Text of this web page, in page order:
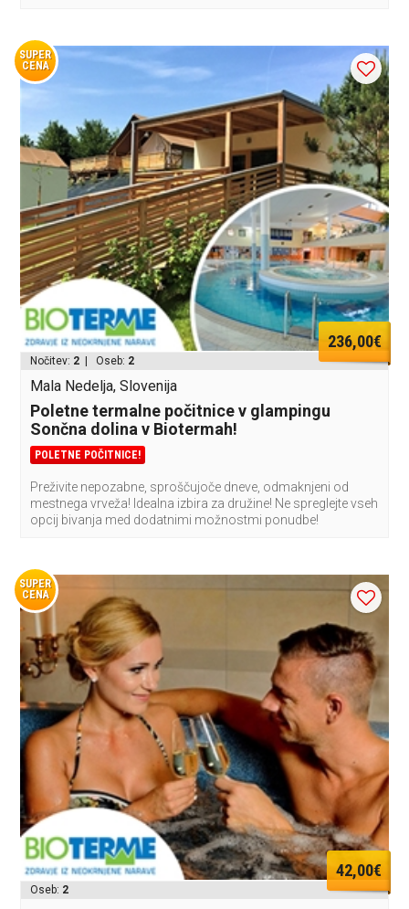
SUPER
CENA
236,00€
Nočitev: 2 | Oseb: 2
Mala Nedelja, Slovenija
Poletne termalne počitnice v glampingu
Sončna dolina v Biotermah!
POLETNE POČITNICE!
Preživite nepozabne, sproščujoče dneve, odmaknjeni od
mestnega vrveža! Idealna izbira za družine! Ne spreglejte vseh
opcij bivanja med dodatnimi možnostmi ponudbe!
SUPER
CENA
42,00€
Oseb: 2